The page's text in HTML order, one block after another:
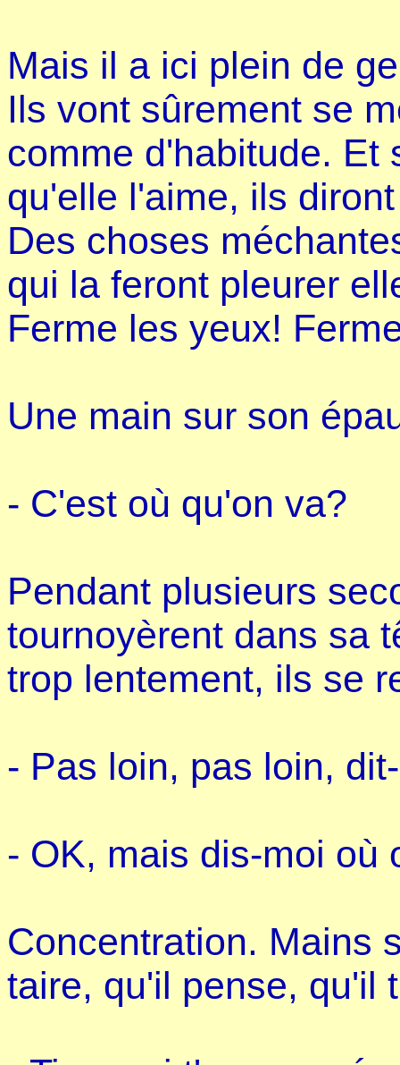
Mais il a ici plein de
Ils vont sûrement se
comme d'habitude. Et
qu'elle l'aime, ils
Des choses
qui la feront pleurer
Ferme les yeux!
Une main sur son
- C'est où qu'on va?
Pendant plusieurs
tournoyèrent dans sa
trop lentement, ils se
- Pas loin, pas loin,
- OK, mais dis-moi où
Concentration. Mains
taire, qu'il pense, qu'il